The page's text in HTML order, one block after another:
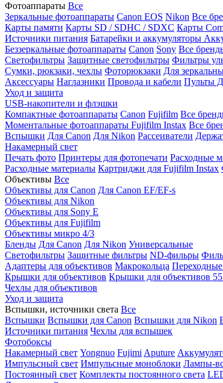
Фотоаппараты Все
Зеркальные фотоаппараты Canon EOS Nikon Все
Карты памяти Карты SD / SDHC / SDXC Карты
Источники питания Батарейки и аккумуляторы
Беззеркальные фотоаппараты Canon Sony Все
Светофильтры Защитные светофильтры Фильтры
Сумки, рюкзаки, чехлы Фоторюкзаки Для
Аксессуары Наглазники Провода и кабели Пульты
Уход и защита
USB-накопители и флэшки
Компактные фотоаппараты Canon Fujifilm Все
Моментальные фотоаппараты Fujifilm Instax Все
Вспышки Для Canon Для Nikon Рассеиватели
Накамерный свет
Печать фото Принтеры для фотопечати Расходные
Расходные материалы Картриджи для Fujifilm Instax
Объективы Все
Объективы для Canon Для Canon EF/EF-s
Объективы для Nikon
Объективы для Sony E
Объективы для Fujifilm
Объективы микро 4/3
Бленды Для Canon Для Nikon Универсальные
Светофильтры Защитные фильтры ND-фильры
Адаптеры для объективов Макрокольца Переходные
Крышки для объективов Крышки для объективов
Чехлы для объективов
Уход и защита
Вспышки, источники света Все
Вспышки Вспышки для Canon Вспышки для Nikon
Источники питания Чехлы для вспышек
Фотобоксы
Накамерный свет Yongnuo Fujimi Aputure
Импульсный свет Импульсные моноблоки Лампы-
Постоянный свет Комплекты постоянного света